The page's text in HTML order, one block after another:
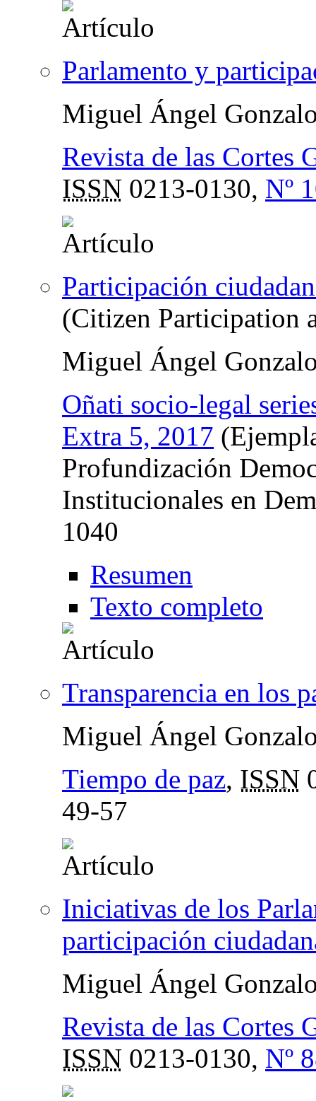
Parlamento y
Miguel Ángel
Revista de las Cortes
ISSN 0213-0130, Nº
Participación
(Citizen Participation
Miguel Ángel
Oñati socio-legal
Extra 5, 2017
Profundización
Institucionales en
1040
Resumen
Texto completo
Transparencia en los
Miguel Ángel
Tiempo de paz, ISSN
49-57
Iniciativas de los
participación
Miguel Ángel
Revista de las Cortes
ISSN 0213-0130, Nº